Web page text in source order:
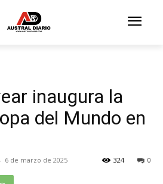
inaugura la
del Mundo en
6 de marzo de 2025 0
324